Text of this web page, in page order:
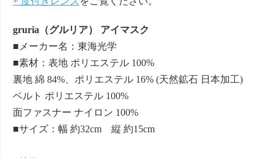
gruria（グルリア） アイマスク
■メーカー名：東海光学
■素材：表地 ポリエステル 100%
裏地 綿 84%、ポリエステル 16% (天然鉱石 日本加工)
ベルト ポリエステル 100%
面ファスナー ナイロン 100%
■サイズ：幅 約32cm 縦 約15cm